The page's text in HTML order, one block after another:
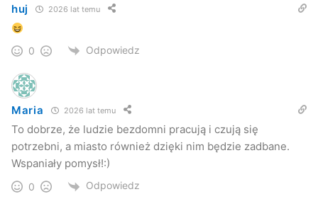
Podopieczny schroniska podczas pracy interwencyjnej.
(Fot. archiwum)
„Wszystkie prace wykonujemy nieodpłatnie dla miasta.
Oddaliśmy też do dyspozycji nasz zakład ślusarski, gdzie
huj 2026 lat temu
0 Odpowiedz
Maria 2026 lat temu
To dobrze, że ludzie bezdomni pracują i czują się
potrzebni, a miasto również dzięki nim będzie zadbane.
Wspaniały pomysł!:)
0 Odpowiedz